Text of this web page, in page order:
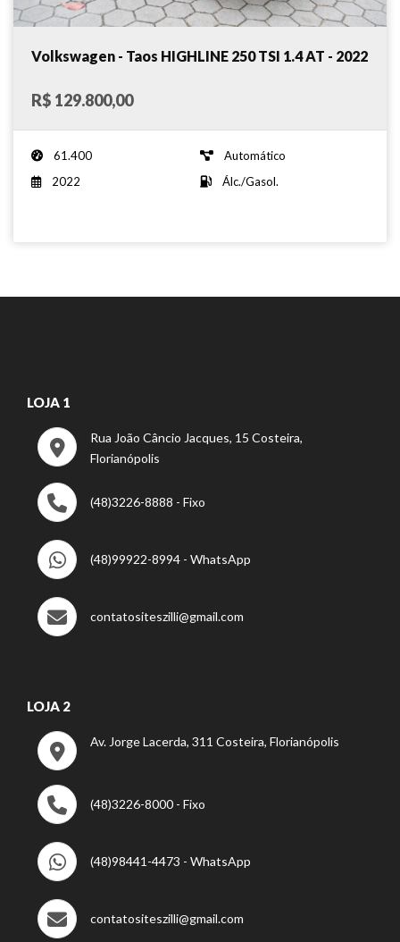
Volkswagen - Taos HIGHLINE 250 TSI 1.4 AT - 2022
R$ 129.800,00
61.400
Automático
2022
Álc./Gasol.
LOJA 1
Rua João Câncio Jacques, 15 Costeira,
Florianópolis
(48)3226-8888 - Fixo
(48)99922-8994 - WhatsApp
contatositeszilli@gmail.com
LOJA 2
Av. Jorge Lacerda, 311 Costeira, Florianópolis
(48)3226-8000 - Fixo
(48)98441-4473 - WhatsApp
contatositeszilli@gmail.com